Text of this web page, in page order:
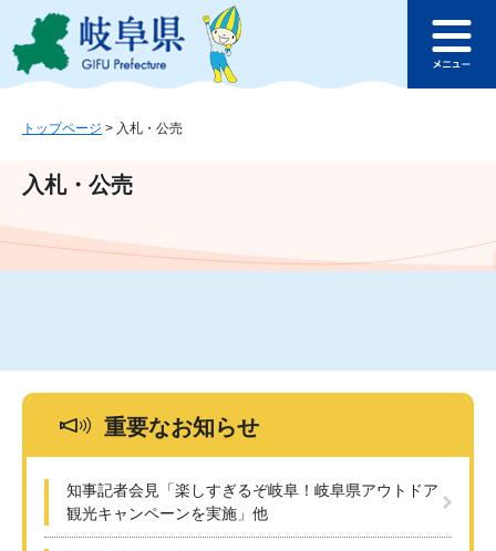
ジ
ュ
文
このページの本文へ
ュ
トップページ > 入札・公売
入札・公売
重要なお知らせ
知事記者会見「楽しすぎるぞ岐阜！岐阜県アウトドア
観光キャンペーンを実施」他